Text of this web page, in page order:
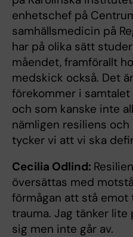
enhetschef på
samhällsmedicin på
har på olika sätt
måendet, framförallt
medskick också. Det
förekommer i
och som kanske inte
nämligen resiliens
tycker vi att vi ska
Cecilia Odlind:
översättas med
förmågan att stå
trauma. Jag tänker
sig men inte går av.